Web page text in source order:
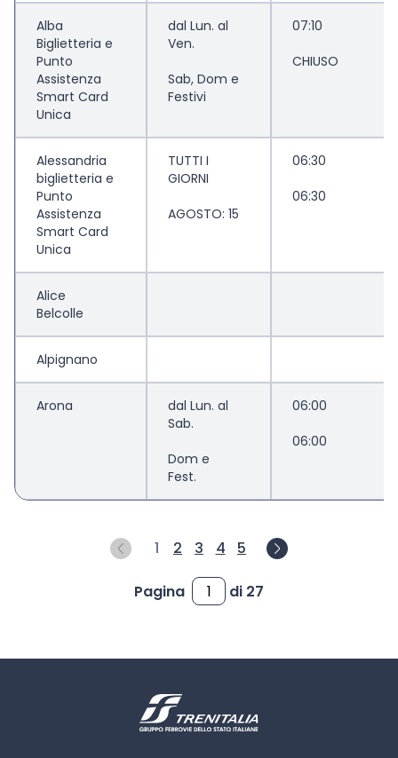
Alba
Biglietteria e
Punto
Assistenza
Smart Card
Unica
dal Lun. al
Ven.
Sab, Dom e
Festivi
07:10
CHIUSO
Alessandria
biglietteria e
Punto
Assistenza
Smart Card
Unica
TUTTI I
GIORNI
AGOSTO: 15
06:30
06:30
Alice
Belcolle
Alpignano
Arona
dal Lun. al
Sab.
Dom e
Fest.
06:00
06:00
1 2 3 4 5
Pagina di 27